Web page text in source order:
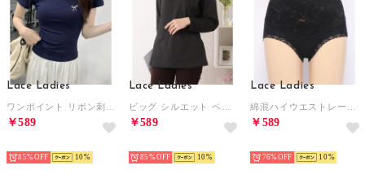
Lace Ladies
￥589
85% 10
Lace Ladies
￥589
85% 10
Lace Ladies
￥589
76% 10